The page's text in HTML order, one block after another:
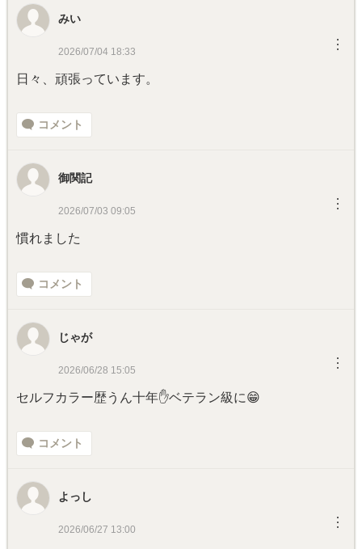
みい
2026/07/04 18:33 ︙
日々、頑張っています。
コメント
御関記
2026/07/03 09:05 ︙
慣れました
コメント
じゃが
2026/06/28 15:05 ︙
セルフカラー歴うん十年✋ベテラン級に😁
コメント
よっし
2026/06/27 13:00 ︙